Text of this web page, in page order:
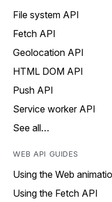
File system API
Fetch API
Geolocation API
HTML DOM API
Push API
Service worker API
See all…
WEB API GUIDES
Using the Web
Using the Fetch API